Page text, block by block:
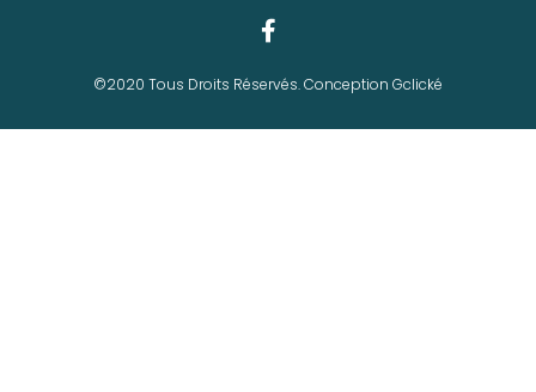
©2020 Tous Droits Réservés. Conception Gclické